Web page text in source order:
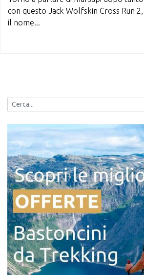
con questo Jack Wolfskin Cross Run
il nome...